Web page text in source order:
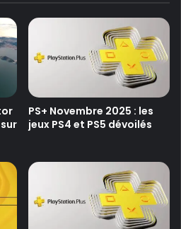
PS+ Novembre 2025 : les
jeux PS4 et PS5 dévoilés